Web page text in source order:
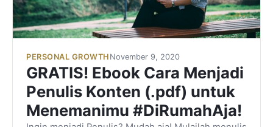
PERSONAL GROWTH November 9, 2020
GRATIS! Ebook Cara Menjadi
Penulis Konten (.pdf) untuk
Menemanimu #DiRumahAja!